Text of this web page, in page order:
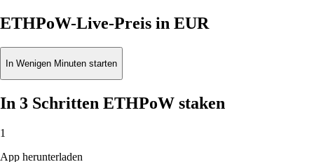
ETHPoW-Live-Preis in EUR
In Wenigen Minuten starten
In 3 Schritten ETHPoW staken
1
App herunterladen